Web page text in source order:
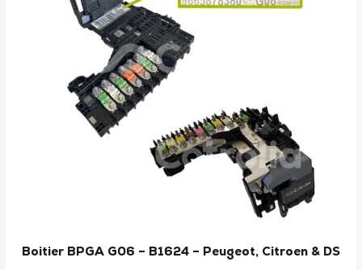
Boitier BPGA G06 – B1624 – Peugeot, Citroen & DS